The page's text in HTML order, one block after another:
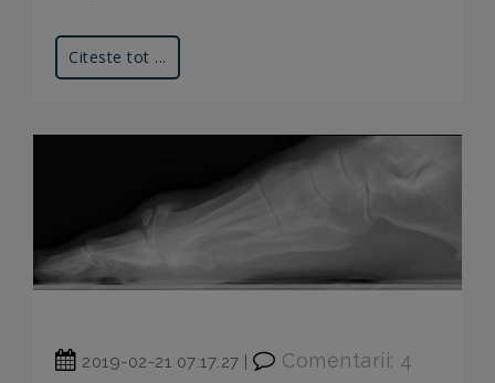
Citeste tot ...
2019-02-21 07:17:27 | Comentarii: 4